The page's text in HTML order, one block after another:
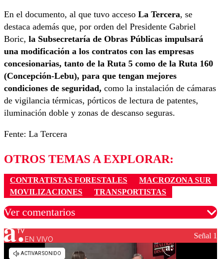
En el documento, al que tuvo acceso La Tercera, se
destaca además que, por orden del Presidente Gabriel
Boric, la Subsecretaría de Obras Públicas impulsará
una modificación a los contratos con las empresas
concesionarias, tanto de la Ruta 5 como de la Ruta 160
(Concepción-Lebu), para que tengan mejores
condiciones de seguridad, como la instalación de cámaras
de vigilancia térmicas, pórticos de lectura de patentes,
iluminación doble y zonas de descanso seguras.
Fente: La Tercera
OTROS TEMAS A EXPLORAR:
CONTRATISTAS FORESTALES
MACROZONA SUR
MOVILIZACIONES
TRANSPORTISTAS
Ver comentarios
Los comentarios son moderados para garantizar un
diálogo respetuoso.
EN VIVO Señal 1